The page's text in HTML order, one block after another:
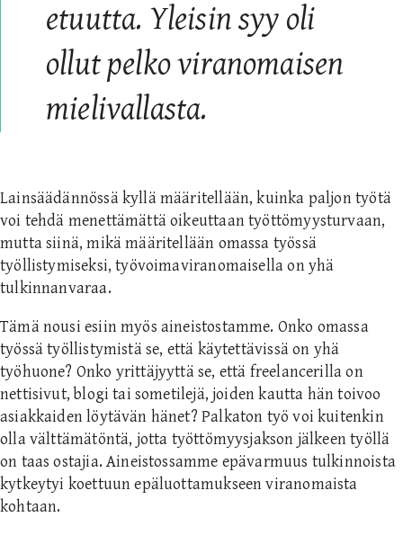
etuutta. Yleisin syy oli
ollut pelko viranomaisen
mielivallasta.
Lainsäädännössä kyllä määritellään, kuinka paljon työtä
voi tehdä menettämättä oikeuttaan työttömyysturvaan,
mutta siinä, mikä määritellään omassa työssä
työllistymiseksi, työvoimaviranomaisella on yhä
tulkinnanvaraa.
Tämä nousi esiin myös aineistostamme. Onko omassa
työssä työllistymistä se, että käytettävissä on yhä
työhuone? Onko yrittäjyyttä se, että freelancerilla on
nettisivut, blogi tai sometilejä, joiden kautta hän toivoo
asiakkaiden löytävän hänet? Palkaton työ voi kuitenkin
olla välttämätöntä, jotta työttömyysjakson jälkeen työllä
on taas ostajia. Aineistossamme epävarmuus tulkinnoista
kytkeytyi koettuun epäluottamukseen viranomaista
kohtaan.